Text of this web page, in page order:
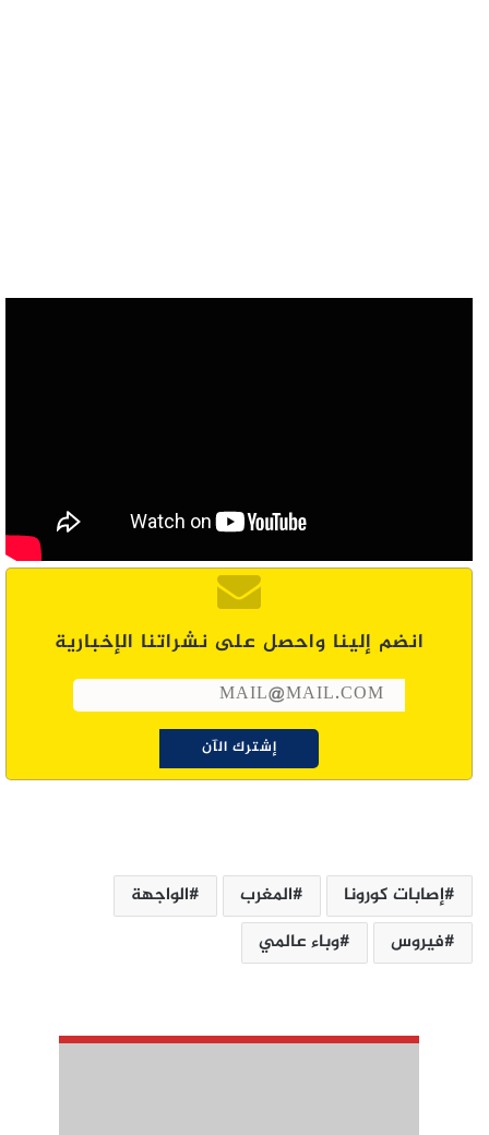
انضم إلينا واحصل على نشراتنا الإخبارية
إصابات كورونا المغرب
الواجهة
فيروس
وباء عالمي